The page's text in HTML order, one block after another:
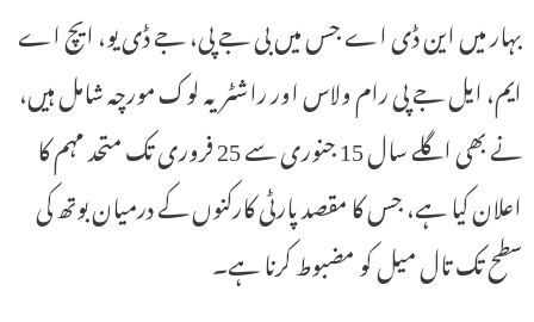
بہار میں این ڈی اے جس میں بی جے پی، جے ڈی یو، ایچ اے
ایم، ایل جے پی رام ولاس اور راشٹریہ لوک مورچہ شامل ہیں،
نے بھی اگلے سال 15 جنوری سے 25 فروری تک متحد مہم کا
اعلان کیا ہے، جس کا مقصد پارٹی کارکنوں کے درمیان بوتھ کی
سطح تک تال میل کو مضبوط کرنا ہے۔